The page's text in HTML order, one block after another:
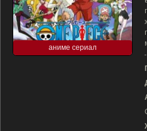
аниме сериал